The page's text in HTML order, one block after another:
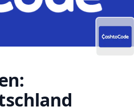
für Deutschland